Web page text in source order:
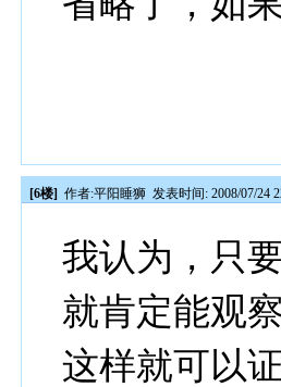
[6楼] 作者:平阳睡狮 发表时间: 2008/07/24
我认为，只
就肯定能观
这样就可以